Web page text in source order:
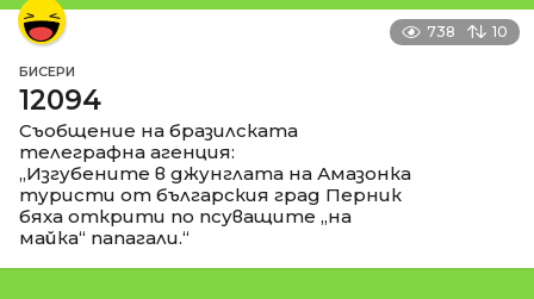
738 10
БИСЕРИ
12094
Съобщение на бразилската
телеграфна агенция:
„Изгубените в джунглата на Амазонка
туристи от българския град Перник
бяха открити по псуващите „на
майка“ папагали.“